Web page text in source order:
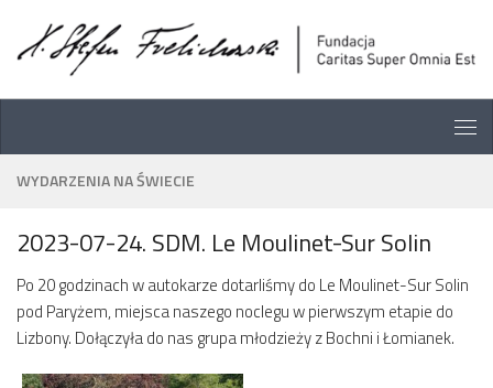
Content
navigation
Przejdź do treści
WYDARZENIA NA ŚWIECIE
2023-07-24. SDM. Le Moulinet-Sur Solin
Po 20 godzinach w autokarze dotarliśmy do Le Moulinet-Sur Solin
pod Paryżem, miejsca naszego noclegu w pierwszym etapie do
Lizbony. Dołączyła do nas grupa młodzieży z Bochni i Łomianek.